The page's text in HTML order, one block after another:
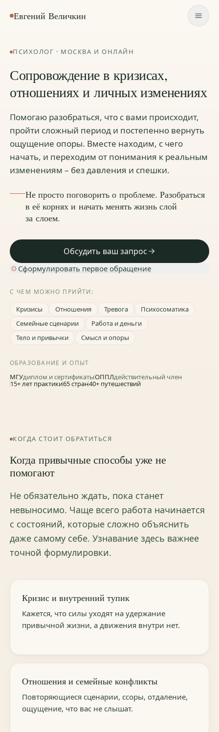
Евгений Величкин
ПСИХОЛОГ · МОСКВА И ОНЛАЙН
Сопровождение в кризисах,
отношениях и личных изменениях
Помогаю разобраться, что с вами происходит,
пройти сложный период и постепенно вернуть
ощущение опоры. Вместе находим, с чего
начать, и переходим от понимания к реальным
изменениям – без давления и спешки.
Не просто поговорить о проблеме. Разобраться
в её корнях и начать менять жизнь слой
за слоем.
Обсудить ваш запрос
Сформулировать первое обращение
С ЧЕМ МОЖНО ПРИЙТИ:
Кризисы Отношения Тревога
Психосоматика
Семейные сценарии
Работа и деньги
Тело и привычки
Смысл и опоры
ОБРАЗОВАНИЕ И ОПЫТ
МГУдиплом и сертификатыОППЛдействительный член
15+ лет практики65 стран40+ путешествий
Евгений Величкин
Очно – Москва·Онлайн – из любой точки
КОГДА СТОИТ ОБРАТИТЬСЯ
Когда привычные способы уже не
помогают
Не обязательно ждать, пока станет
невыносимо. Чаще всего работа начинается
с состояний, которые сложно объяснить
даже самому себе. Узнавание здесь важнее
точной формулировки.
Кризис и внутренний тупик
Кажется, что силы уходят на удержание
привычной жизни, а движения внутри нет.
Отношения и семейные конфликты
Повторяющиеся сценарии, ссоры, отдаление,
ощущение, что вас не слышат.